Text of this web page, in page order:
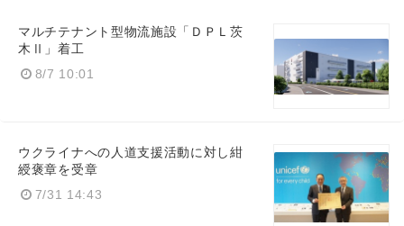
マルチテナント型物流施設「ＤＰＬ茨
木Ⅱ」着工
8/7 10:01
ウクライナへの人道支援活動に対し紺
綬褒章を受章
7/31 14:43